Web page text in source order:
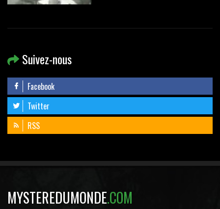
Suivez-nous
Facebook
Twitter
RSS
MYSTEREDUMONDE.COM